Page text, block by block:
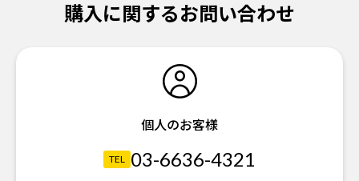
購入に関するお問い合わせ
個人のお客様
TEL 03-6636-4321